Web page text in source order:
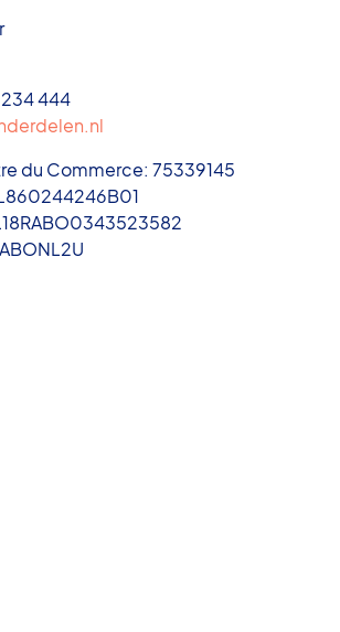
444
du Commerce: 75339145